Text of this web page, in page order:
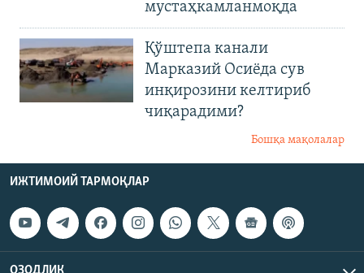
мустаҳкамланмоқда
Қўштепа канали
Марказий Осиёда сув
инқирозини келтириб
чиқарадими?
Бошқа мақолалар
ИЖТИМОИЙ ТАРМОҚЛАР